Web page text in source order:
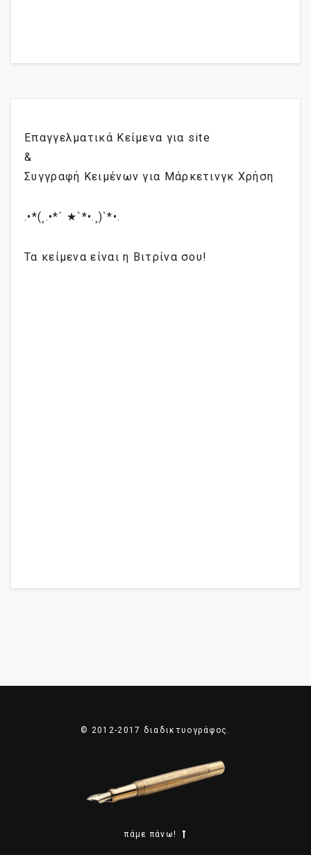
Επαγγελματικά Κείμενα για site
&
Συγγραφή Κειμένων για Μάρκετινγκ Χρήση
.•*(¸.•*´ ★`*•.¸)`*•.
Τα κείμενα είναι η Βιτρίνα σου!
© 2012-2017 διαδικτυογράφος.
πάμε πάνω!